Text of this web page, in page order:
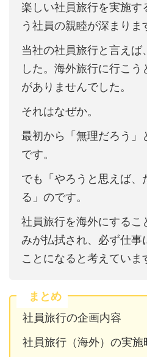
楽しい社員旅行を実施す
う社員の親睦が深まりま
当社の社員旅行と言え
した。海外旅行に行こう
がありませんでした。
それはなぜか。
最初から「無理だろう」
です。
でも「やろうと思えば
る」のです。
社員旅行を海外にするこ
みが払拭され、必ず仕事
ことになると考えていま
まとめ
社員旅行の企画内容
社員旅行（海外）の実施